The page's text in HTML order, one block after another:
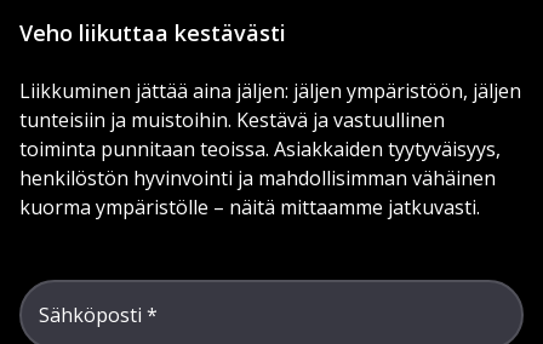
Veho liikuttaa kestävästi
Liikkuminen jättää aina jäljen: jäljen ympäristöön, jäljen
tunteisiin ja muistoihin. Kestävä ja vastuullinen
toiminta punnitaan teoissa. Asiakkaiden tyytyväisyys,
henkilöstön hyvinvointi ja mahdollisimman vähäinen
kuorma ympäristölle – näitä mittaamme jatkuvasti.
Sähköposti